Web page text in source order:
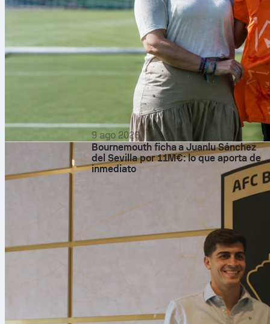
9 ago 2026
Bournemouth ficha a Juanlu Sánchez
del Sevilla por 11M€: lo que aporta de
inmediato